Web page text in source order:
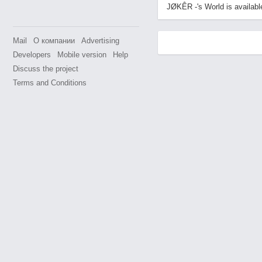
Mail О компании
Advertising
Developers
Mobile version
Help
Discuss the project
Terms and Conditions
JØKÊR -'s World is